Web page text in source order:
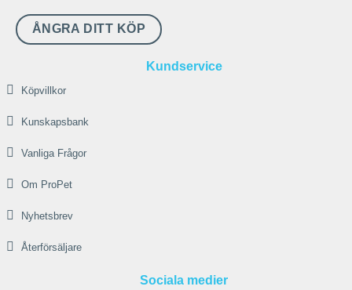
ÅNGRA DITT KÖP
Kundservice
Köpvillkor
Kunskapsbank
Vanliga Frågor
Om ProPet
Nyhetsbrev
Återförsäljare
Sociala medier